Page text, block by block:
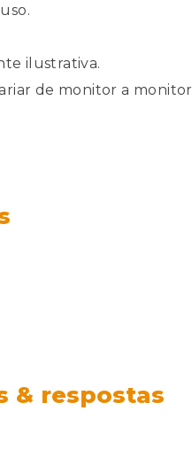
ilustrativa.
de monitor a
& respostas